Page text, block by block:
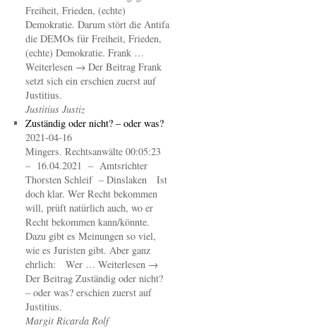
Freiheit, Frieden, (echte)
Demokratie. Darum stört die Antifa
die DEMOs für Freiheit, Frieden,
(echte) Demokratie. Frank …
Weiterlesen → Der Beitrag Frank
setzt sich ein erschien zuerst auf
Justitius.
Justitius Justiz
Zuständig oder nicht? – oder was?
2021-04-16
Mingers. Rechtsanwälte 00:05:23
– 16.04.2021 – Amtsrichter
Thorsten Schleif – Dinslaken Ist
doch klar. Wer Recht bekommen
will, prüft natürlich auch, wo er
Recht bekommen kann/könnte.
Dazu gibt es Meinungen so viel,
wie es Juristen gibt. Aber ganz
ehrlich: Wer … Weiterlesen →
Der Beitrag Zuständig oder nicht?
– oder was? erschien zuerst auf
Justitius.
Margit Ricarda Rolf